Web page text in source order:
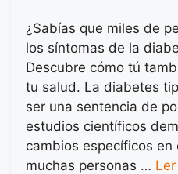
¿Sabías que miles de
los síntomas de la
Descubre cómo tú
tu salud. La diabetes
ser una sentencia de
estudios científicos
cambios específicos
muchas personas …